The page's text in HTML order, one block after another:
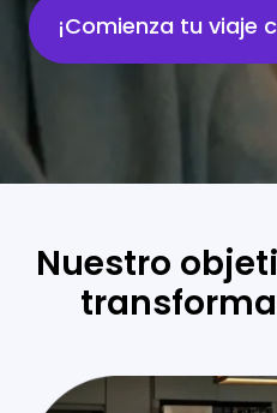
¡Comienza tu viaje
Nuestro